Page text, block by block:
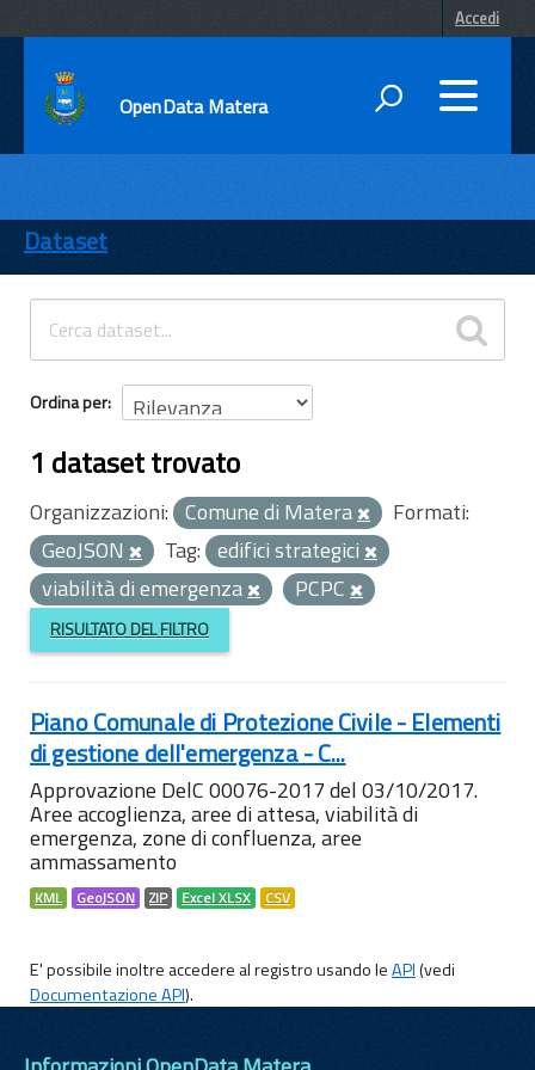
Accedi
OpenData Matera
ENTI
TEMI
INFORMAZIONI
Dataset
Ordina per
1 dataset trovato
Organizzazioni: Comune di Matera
Formati:
GeoJSON
Tag: edifici strategici
viabilità di emergenza
PCPC
RISULTATO DEL FILTRO
Piano Comunale di Protezione Civile - Elementi
di gestione dell'emergenza - C...
Approvazione DelC 00076-2017 del 03/10/2017.
Aree accoglienza, aree di attesa, viabilità di
emergenza, zone di confluenza, aree
ammassamento
KML GeoJSON ZIP Excel XLSX CSV
E' possibile inoltre accedere al registro usando leAPI(vedi
Documentazione API).